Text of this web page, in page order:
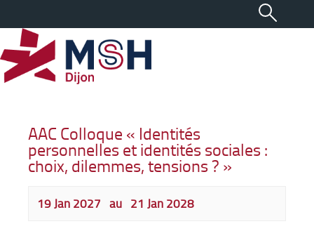
AAC Colloque « Identités
personnelles et identités sociales :
choix, dilemmes, tensions ? »
19 Jan 2027 au 21 Jan 2028